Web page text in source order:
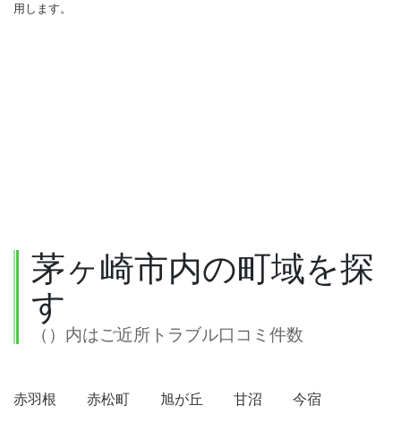
用します。
茅ヶ崎市内の町域を探
す
（）内はご近所トラブル口コミ件数
赤羽根 赤松町 旭が丘 甘沼
今宿